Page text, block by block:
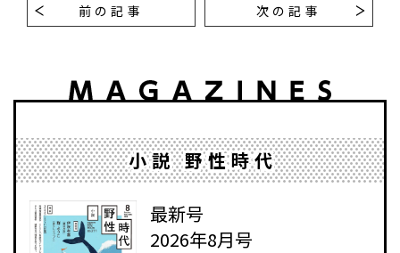
前の記事 次の記事
小説 野性時代
最新号
2026年8月号